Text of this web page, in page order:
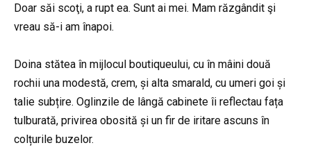
Doar săi scoţi, a rupt ea. Sunt ai mei. Mam răzgândit şi
vreau să-i am înapoi.
Doina stătea în mijlocul boutiqueului, cu în mâini două
rochii una modestă, crem, și alta smarald, cu umeri goi și
talie subțire. Oglinzile de lângă cabinete îi reflectau fața
tulburată, privirea obosită și un fir de iritare ascuns în
colțurile buzelor.